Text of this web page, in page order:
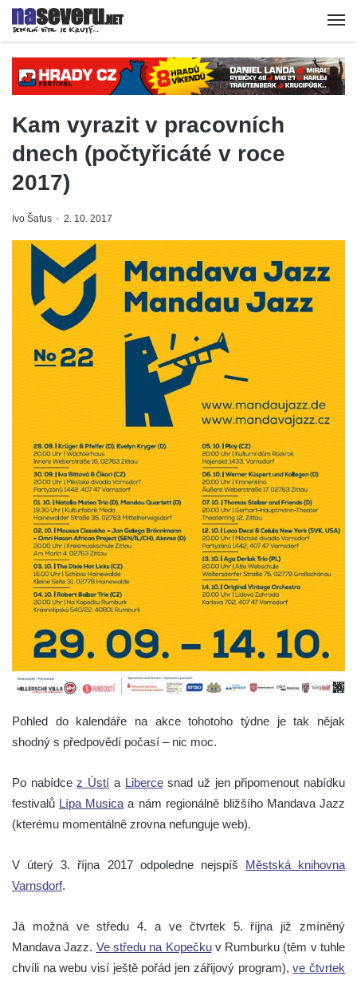
Kam vyrazit v pracovních
dnech (počtyřicáté v roce
2017)
Ivo Šafus 2. 10. 2017
Pohled do kalendáře na akce tohotoho týdne je tak nějak
shodný s předpovědí počasí – nic moc.
Po nabídcez Ústí a Libercesnad už jen připomenout nabídku
festivalů Lípa Musica a nám regionálně bližšího Mandava Jazz
(kterému momentálně zrovna nefunguje web).
V úterý 3. října 2017 odpoledne nejspíš Městská knihovna
Varnsdorf.
Já možná ve středu 4. a ve čtvrtek 5.října již zmíněný
Mandava Jazz. Ve středu na Kopečkuv Rumburku (těm v tuhle
chvíli na webu visí ještě pořád jen zářijový program),ve čtvrtek